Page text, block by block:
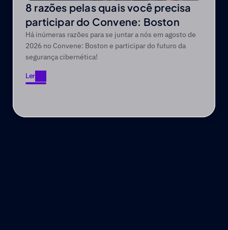
8 razões pelas quais você precisa
participar do Convene: Boston
Há inúmeras razões para se juntar a nós em agosto de
2026 no Convene: Boston e participar do futuro da
segurança cibernética!
Ler
Ler